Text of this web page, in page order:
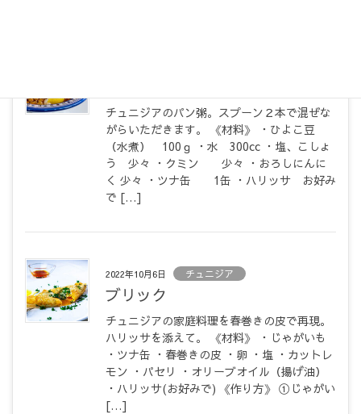
チュニジアのパン粥。スプーン２本で混ぜな
がらいただきます。 《材料》 ・ひよこ豆
（水煮） 100ｇ ・水 300cc ・塩、こしょ
う 少々 ・クミン 少々 ・おろしにんに
く 少々 ・ツナ缶 1缶 ・ハリッサ お好み
で […]
2022年10月6日 チュニジア
ブリック
チュニジアの家庭料理を春巻きの皮で再現。
ハリッサを添えて。 《材料》 ・じゃがいも
・ツナ缶 ・春巻きの皮 ・卵 ・塩 ・カットレ
モン ・パセリ ・オリーブオイル（揚げ油）
・ハリッサ(お好みで) 《作り方》 ①じゃがい
[…]